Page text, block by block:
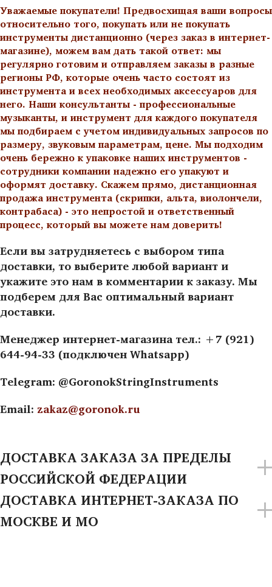
Уважаемые покупатели! Предвосхищая ваши вопросы
относительно того, покупать или не покупать
инструменты дистанционно (через заказ в интернет-
магазине), можем вам дать такой ответ: мы
регулярно готовим и отправляем заказы в разные
регионы РФ, которые очень часто состоят из
инструмента и всех необходимых аксессуаров для
него. Наши консультанты - профессиональные
музыканты, и инструмент для каждого покупателя
мы подбираем с учетом индивидуальных запросов по
размеру, звуковым параметрам, цене. Мы подходим
очень бережно к упаковке наших инструментов -
сотрудники компании надежно его упакуют и
оформят доставку. Скажем прямо, дистанционная
продажа инструмента (скрипки, альта, виолончели,
контрабаса) - это непростой и ответственный
процесс, который вы можете нам доверить!
Если вы затрудняетесь с выбором типа
доставки, то выберите любой вариант и
укажите это нам в комментарии к заказу. Мы
подберем для Вас оптимальный вариант
доставки.
Менеджер интернет-магазина тел.: +7 (921)
644-94-33 (подключен Whatsapp)
Telegram: @GoronokStringInstruments
Email: zakaz@goronok.ru
ДОСТАВКА ЗАКАЗА ЗА ПРЕДЕЛЫ
РОССИЙСКОЙ ФЕДЕРАЦИИ
ДОСТАВКА ИНТЕРНЕТ-ЗАКАЗА ПО
МОСКВЕ И МО